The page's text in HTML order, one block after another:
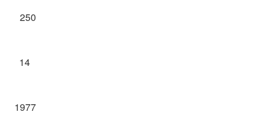
250
14
1977